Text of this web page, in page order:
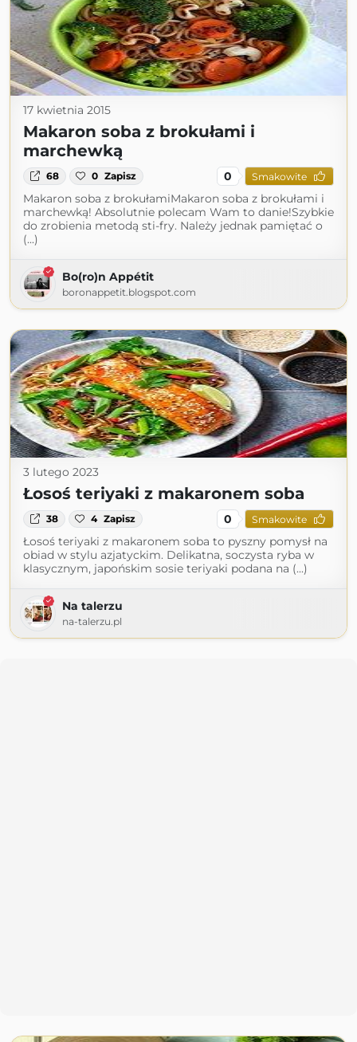
17 kwietnia 2015
Makaron soba z brokułami i
marchewką
68 0 Zapisz 0 Smakowite
Makaron soba z brokułamiMakaron soba z brokułami i
marchewką! Absolutnie polecam Wam to danie!Szybkie
do zrobienia metodą sti-fry. Należy jednak pamiętać o
(...)
Bo(ro)n Appétit
boronappetit.blogspot.com
3 lutego 2023
Łosoś teriyaki z makaronem soba
38 4 Zapisz 0 Smakowite
Łosoś teriyaki z makaronem soba to pyszny pomysł na
obiad w stylu azjatyckim. Delikatna, soczysta ryba w
klasycznym, japońskim sosie teriyaki podana na (...)
Na talerzu
na-talerzu.pl